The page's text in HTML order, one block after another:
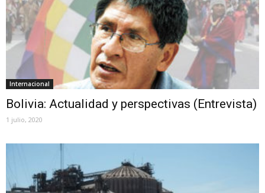
Internacional
Bolivia: Actualidad y perspectivas (Entrevista)
1 julio, 2020